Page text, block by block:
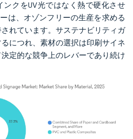
クをUV光ではなく熱で硬化させ
は、オゾンフリーの生産を求める
れています。サステナビリティガ
につれ、素材の選択は印刷サイネ
定的な競争上のレバーであり続け